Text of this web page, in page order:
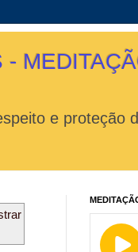
e proteção